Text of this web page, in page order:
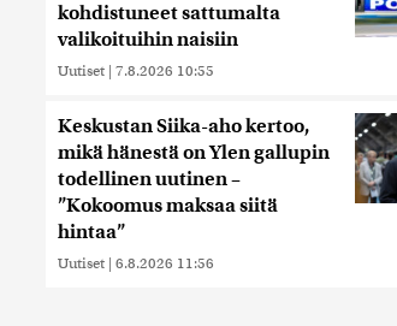
kohdistuneet sattumalta
valikoituihin naisiin
Uutiset | 7.8.2026 10:55
Keskustan Siika-aho kertoo,
mikä hänestä on Ylen gallupin
todellinen uutinen –
”Kokoomus maksaa siitä
hintaa”
Uutiset | 6.8.2026 11:56